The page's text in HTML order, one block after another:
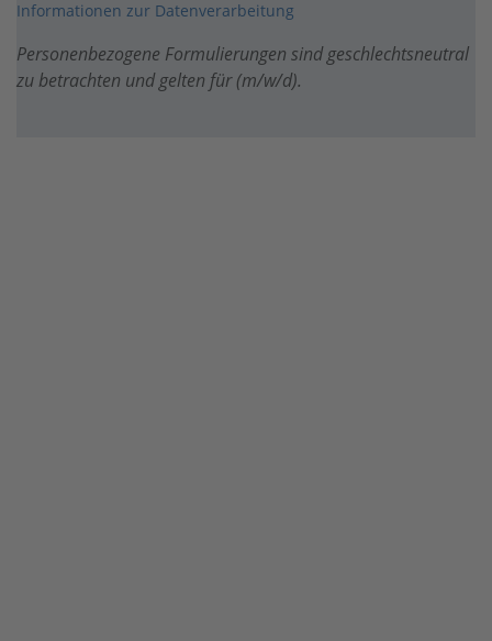
Informationen zur Datenverarbeitung
Personenbezogene Formulierungen sind geschlechtsneutral
zu betrachten und gelten für (m/w/d).